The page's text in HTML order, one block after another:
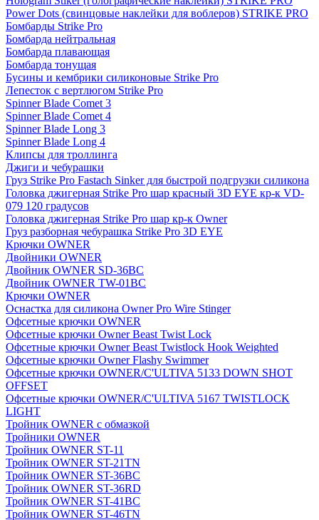
Power Dots (свинцовые наклейки для воблеров) STRIKE PRO
Бомбарды Strike Pro
Бомбарда нейтральная
Бомбарда плавающая
Бомбарда тонущая
Бусины и кембрики силиконовые Strike Pro
Лепесток с вертлюгом Strike Pro
Spinner Blade Comet 3
Spinner Blade Comet 4
Spinner Blade Long 3
Spinner Blade Long 4
Клипсы для троллинга
Джиги и чебурашки
Груз Strike Pro Fastach Sinker для быстрой подгрузки силикона
Головка джигерная Strike Pro шар красный 3D EYE кр-к VD-
079 120 градусов
Головка джигерная Strike Pro шар кр-к Owner
Груз разборная чебурашка Strike Pro 3D EYE
Крючки OWNER
Двойники OWNER
Двойник OWNER SD-36BC
Двойник OWNER TW-01BC
Крючки OWNER
Оснастка для силикона Owner Pro Wire Stinger
Офсетные крючки OWNER
Офсетные крючки Owner Beast Twist Lock
Офсетные крючки Owner Beast Twistlock Hook Weighted
Офсетные крючки Owner Flashy Swimmer
Офсетные крючки OWNER/C'ULTIVA 5133 DOWN SHOT
OFFSET
Офсетные крючки OWNER/C'ULTIVA 5167 TWISTLOCK
LIGHT
Тройник OWNER с обмазкой
Тройники OWNER
Тройник OWNER ST-11
Тройник OWNER ST-21TN
Тройник OWNER ST-36BC
Тройник OWNER ST-36RD
Тройник OWNER ST-41BC
Тройник OWNER ST-46TN